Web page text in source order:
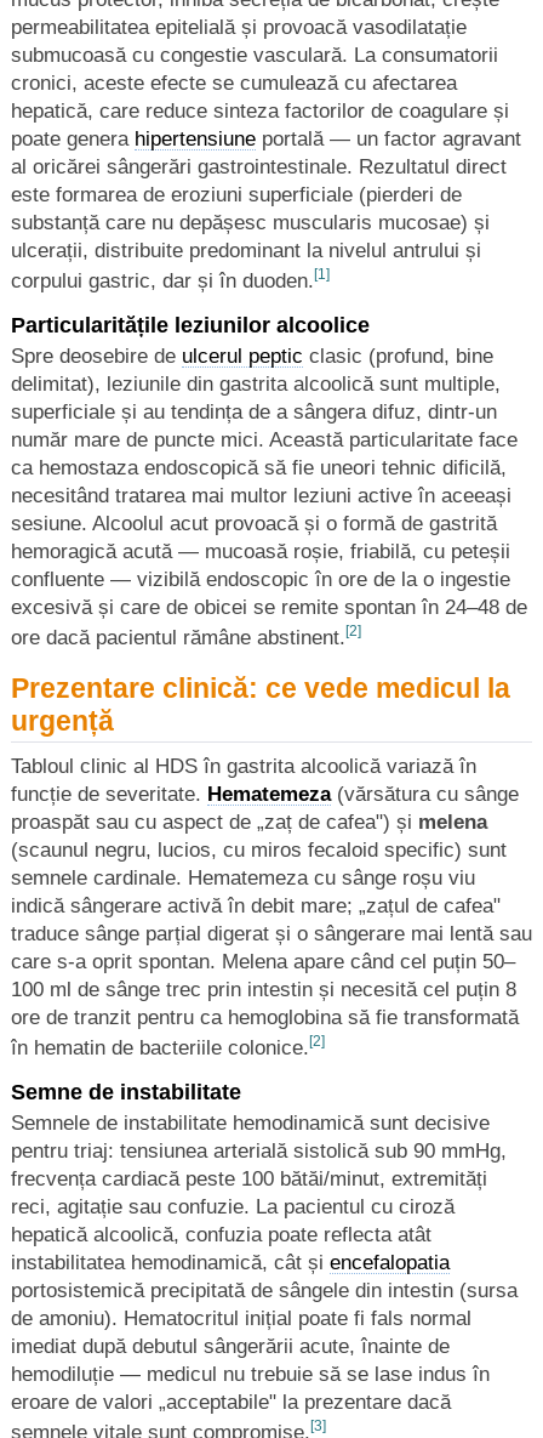
permeabilitatea epitelială și provoacă vasodilatație
submucoasă cu congestie vasculară. La consumatorii
cronici, aceste efecte se cumulează cu afectarea
hepatică, care reduce sinteza factorilor de coagulare și
poate genera hipertensiuneportală — un factor agravant
al oricărei sângerări gastrointestinale. Rezultatul direct
este formarea de eroziuni superficiale (pierderi de
substanță care nu depășesc muscularis mucosae) și
ulcerații, distribuite predominant la nivelul antrului și
corpului gastric, dar și în duoden. [1]
Particularitățile leziunilor alcoolice
Spre deosebire de ulcerul peptic clasic (profund, bine
delimitat), leziunile din gastrita alcoolică sunt multiple,
superficiale și au tendința de a sângera difuz, dintr-un
număr mare de puncte mici. Această particularitate face
ca hemostaza endoscopică să fie uneori tehnic dificilă,
necesitând tratarea mai multor leziuni active în aceeași
sesiune. Alcoolul acut provoacă și o formă de gastrită
hemoragică acută — mucoasă roșie, friabilă, cu peteșii
confluente — vizibilă endoscopic în ore de la o ingestie
excesivă și care de obicei se remite spontan în 24–48 de
ore dacă pacientul rămâne abstinent. [2]
Prezentare clinică: ce vede medicul la
urgență
Tabloul clinic al HDS în gastrita alcoolică variază în
funcție de severitate. Hematemeza(vărsătura cu sânge
proaspăt sau cu aspect de „zaț de cafea") și melena
(scaunul negru, lucios, cu miros fecaloid specific) sunt
semnele cardinale. Hematemeza cu sânge roșu viu
indică sângerare activă în debit mare; „zațul de cafea"
traduce sânge parțial digerat și o sângerare mai lentă sau
care s-a oprit spontan. Melena apare când cel puțin 50–
100 ml de sânge trec prin intestin și necesită cel puțin 8
ore de tranzit pentru ca hemoglobina să fie transformată
în hematin de bacteriile colonice. [2]
Semne de instabilitate
Semnele de instabilitate hemodinamică sunt decisive
pentru triaj: tensiunea arterială sistolică sub 90 mmHg,
frecvența cardiacă peste 100 bătăi/minut, extremități
reci, agitație sau confuzie. La pacientul cu ciroză
hepatică alcoolică, confuzia poate reflecta atât
instabilitatea hemodinamică, cât și encefalopatia
portosistemică precipitată de sângele din intestin (sursa
de amoniu). Hematocritul inițial poate fi fals normal
imediat după debutul sângerării acute, înainte de
hemodiluție — medicul nu trebuie să se lase indus în
eroare de valori „acceptabile" la prezentare dacă
semnele vitale sunt compromise. [3]